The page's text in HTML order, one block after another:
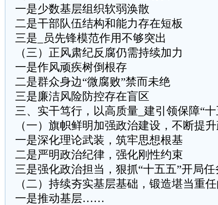
一是少数基层组织软弱涣散
二是干部队伍结构和能力存在短板
三是_员先锋模范作用不够突出
（三）正风肃纪反腐仍需持续加力
一是作风顽疾树倒根存
二是群众身边“微腐败”禁而未绝
三是廉洁风险防控存在盲区
三、实干笃行，以高质量_建引领保障“
（一）旗帜鲜明加强政治建设，不断提
一是深化理论武装，筑牢思想根基
二是严明政治纪律，强化刚性约束
三是强化政治担当，狠抓“十五五”开局
（二）持续夯实基层基础，锻造堪当重
一是推动基层……